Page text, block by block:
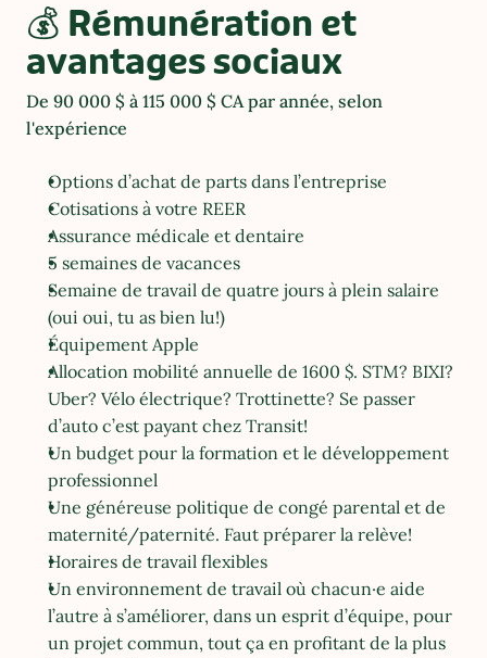
💰 Rémunération et
avantages sociaux
De 90 000 $ à 115 000 $ CA par année, selon
l'expérience
Options d’achat de parts dans l’entreprise
Cotisations à votre REER
Assurance médicale et dentaire
5 semaines de vacances
Semaine de travail de quatre jours à plein salaire
(oui oui, tu as bien lu!)
Équipement Apple
Allocation mobilité annuelle de 1600 $. STM? BIXI?
Uber? Vélo électrique? Trottinette? Se passer
d’auto c’est payant chez Transit!
Un budget pour la formation et le développement
professionnel
Une généreuse politique de congé parental et de
maternité/paternité. Faut préparer la relève!
Horaires de travail flexibles
Un environnement de travail où chacun·e aide
l’autre à s’améliorer, dans un esprit d’équipe, pour
un projet commun, tout ça en profitant de la plus